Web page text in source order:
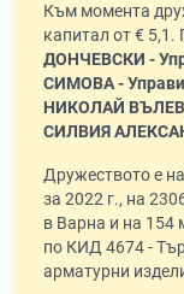
Към момента
капитал от € 5,1.
ДОНЧЕВСКИ -
СИМОВА -
НИКОЛАЙ
СИЛВИЯ
Дружеството е
за 2022 г., на
в Варна и на 154
по КИД 4674 -
арматурни